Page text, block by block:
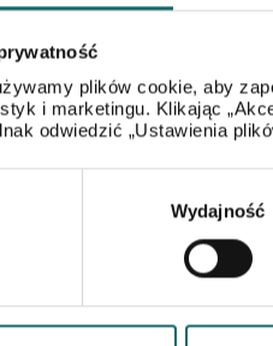
plików cookie, aby
i marketingu. Klikając
odwiedzić „Ustawienia
Wydajność